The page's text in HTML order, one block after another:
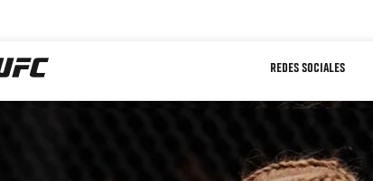
REDES SOCIALES